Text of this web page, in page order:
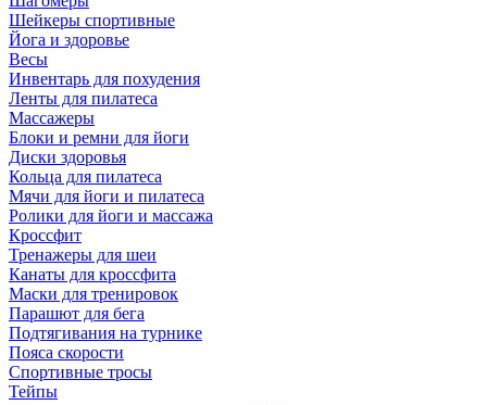
Шейкеры спортивные
Йога и здоровье
Весы
Инвентарь для похудения
Ленты для пилатеса
Массажеры
Блоки и ремни для йоги
Диски здоровья
Кольца для пилатеса
Мячи для йоги и пилатеса
Ролики для йоги и массажа
Кроссфит
Тренажеры для шеи
Канаты для кроссфита
Маски для тренировок
Парашют для бега
Подтягивания на турнике
Пояса скорости
Спортивные тросы
Тейпы